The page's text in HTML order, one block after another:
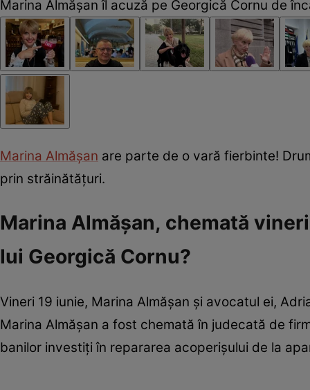
Marina Almășan îl acuză pe Georgică Cornu de
Marina Almășan are parte de o vară fierbinte!
prin străinătățuri.
Marina Almășan, chemată
lui Georgică Cornu?
Vineri 19 iunie, Marina Almășan și avocatul ei,
Marina Almășan a fost chemată în judecată de
banilor investiți în repararea acoperișului de la